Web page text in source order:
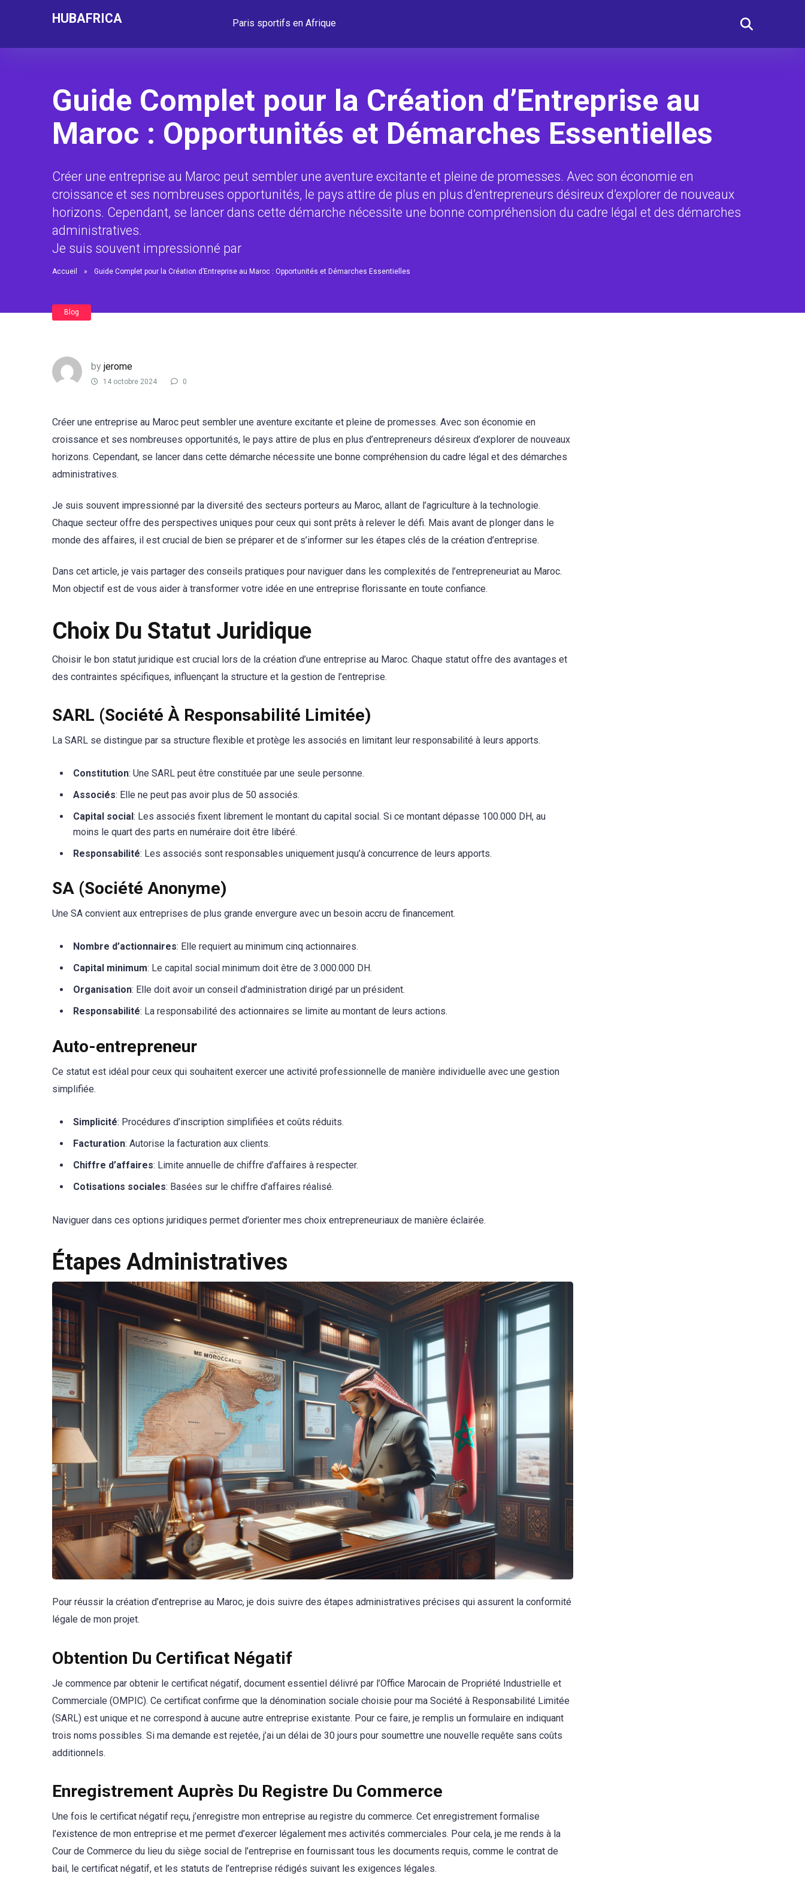
HUBAFRICA Paris sportifs en Afrique
Guide Complet pour la Création d’Entreprise au
Maroc : Opportunités et Démarches Essentielles
Créer une entreprise au Maroc peut sembler une aventure excitante et pleine de promesses. Avec son économie en
croissance et ses nombreuses opportunités, le pays attire de plus en plus d’entrepreneurs désireux d’explorer de nouveaux
horizons. Cependant, se lancer dans cette démarche nécessite une bonne compréhension du cadre légal et des démarches
administratives.
Je suis souvent impressionné par
Accueil » Guide Complet pour la Création d’Entreprise au Maroc : Opportunités et Démarches Essentielles
Blog
by jerome
14 octobre 2024 0
Créer une entreprise au Maroc peut sembler une aventure excitante et pleine de promesses. Avec son économie en
croissance et ses nombreuses opportunités, le pays attire de plus en plus d’entrepreneurs désireux d’explorer de nouveaux
horizons. Cependant, se lancer dans cette démarche nécessite une bonne compréhension du cadre légal et des démarches
administratives.
Je suis souvent impressionné par la diversité des secteurs porteurs au Maroc, allant de l’agriculture à la technologie.
Chaque secteur offre des perspectives uniques pour ceux qui sont prêts à relever le défi. Mais avant de plonger dans le
monde des affaires, il est crucial de bien se préparer et de s’informer sur les étapes clés de la création d’entreprise.
Dans cet article, je vais partager des conseils pratiques pour naviguer dans les complexités de l’entrepreneuriat au Maroc.
Mon objectif est de vous aider à transformer votre idée en une entreprise florissante en toute confiance.
Choix Du Statut Juridique
Choisir le bon statut juridique est crucial lors de la création d’une entreprise au Maroc. Chaque statut offre des avantages et
des contraintes spécifiques, influençant la structure et la gestion de l’entreprise.
SARL (Société À Responsabilité Limitée)
La SARL se distingue par sa structure flexible et protège les associés en limitant leur responsabilité à leurs apports.
Constitution: Une SARL peut être constituée par une seule personne.
Associés: Elle ne peut pas avoir plus de 50 associés.
Capital social: Les associés fixent librement le montant du capital social. Si ce montant dépasse 100.000 DH, au
moins le quart des parts en numéraire doit être libéré.
Responsabilité: Les associés sont responsables uniquement jusqu’à concurrence de leurs apports.
SA (Société Anonyme)
Une SA convient aux entreprises de plus grande envergure avec un besoin accru de financement.
Nombre d’actionnaires: Elle requiert au minimum cinq actionnaires.
Capital minimum: Le capital social minimum doit être de 3.000.000 DH.
Organisation: Elle doit avoir un conseil d’administration dirigé par un président.
Responsabilité: La responsabilité des actionnaires se limite au montant de leurs actions.
Auto-entrepreneur
Ce statut est idéal pour ceux qui souhaitent exercer une activité professionnelle de manière individuelle avec une gestion
simplifiée.
Simplicité: Procédures d’inscription simplifiées et coûts réduits.
Facturation: Autorise la facturation aux clients.
Chiffre d’affaires: Limite annuelle de chiffre d’affaires à respecter.
Cotisations sociales: Basées sur le chiffre d’affaires réalisé.
Naviguer dans ces options juridiques permet d’orienter mes choix entrepreneuriaux de manière éclairée.
Étapes Administratives
Pour réussir la création d’entreprise au Maroc, je dois suivre des étapes administratives précises qui assurent la conformité
légale de mon projet.
Obtention Du Certificat Négatif
Je commence par obtenir le certificat négatif, document essentiel délivré par l’Office Marocain de Propriété Industrielle et
Commerciale (OMPIC). Ce certificat confirme que la dénomination sociale choisie pour ma Société à Responsabilité Limitée
(SARL) est unique et ne correspond à aucune autre entreprise existante. Pour ce faire, je remplis un formulaire en indiquant
trois noms possibles. Si ma demande est rejetée, j’ai un délai de 30 jours pour soumettre une nouvelle requête sans coûts
additionnels.
Enregistrement Auprès Du Registre Du Commerce
Une fois le certificat négatif reçu, j’enregistre mon entreprise au registre du commerce. Cet enregistrement formalise
l’existence de mon entreprise et me permet d’exercer légalement mes activités commerciales. Pour cela, je me rends à la
Cour de Commerce du lieu du siège social de l’entreprise en fournissant tous les documents requis, comme le contrat de
bail, le certificat négatif, et les statuts de l’entreprise rédigés suivant les exigences légales.